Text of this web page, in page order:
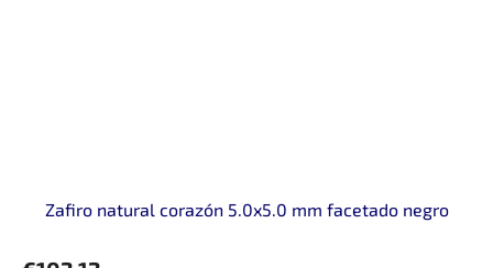
Zafiro natural corazón 5.0x5.0 mm facetado negro